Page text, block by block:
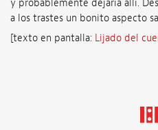
y probablemente dejaría allí.
a los trastes un bonito aspecto
[texto en pantalla: Lijado del